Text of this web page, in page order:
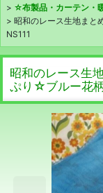
> ☆布製品・カーテン・
> 昭和のレース生地ま
NS111
昭和のレース生
ぷり☆ブルー花